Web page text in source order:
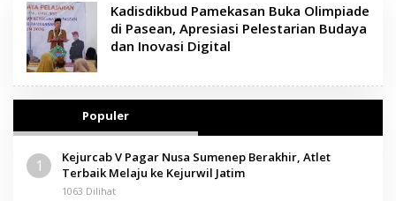
Kadisdikbud Pamekasan Buka Olimpiade
di Pasean, Apresiasi Pelestarian Budaya
dan Inovasi Digital
Populer
1
Kejurcab V Pagar Nusa Sumenep Berakhir, Atlet
Terbaik Melaju ke Kejurwil Jatim
1063 Dilihat